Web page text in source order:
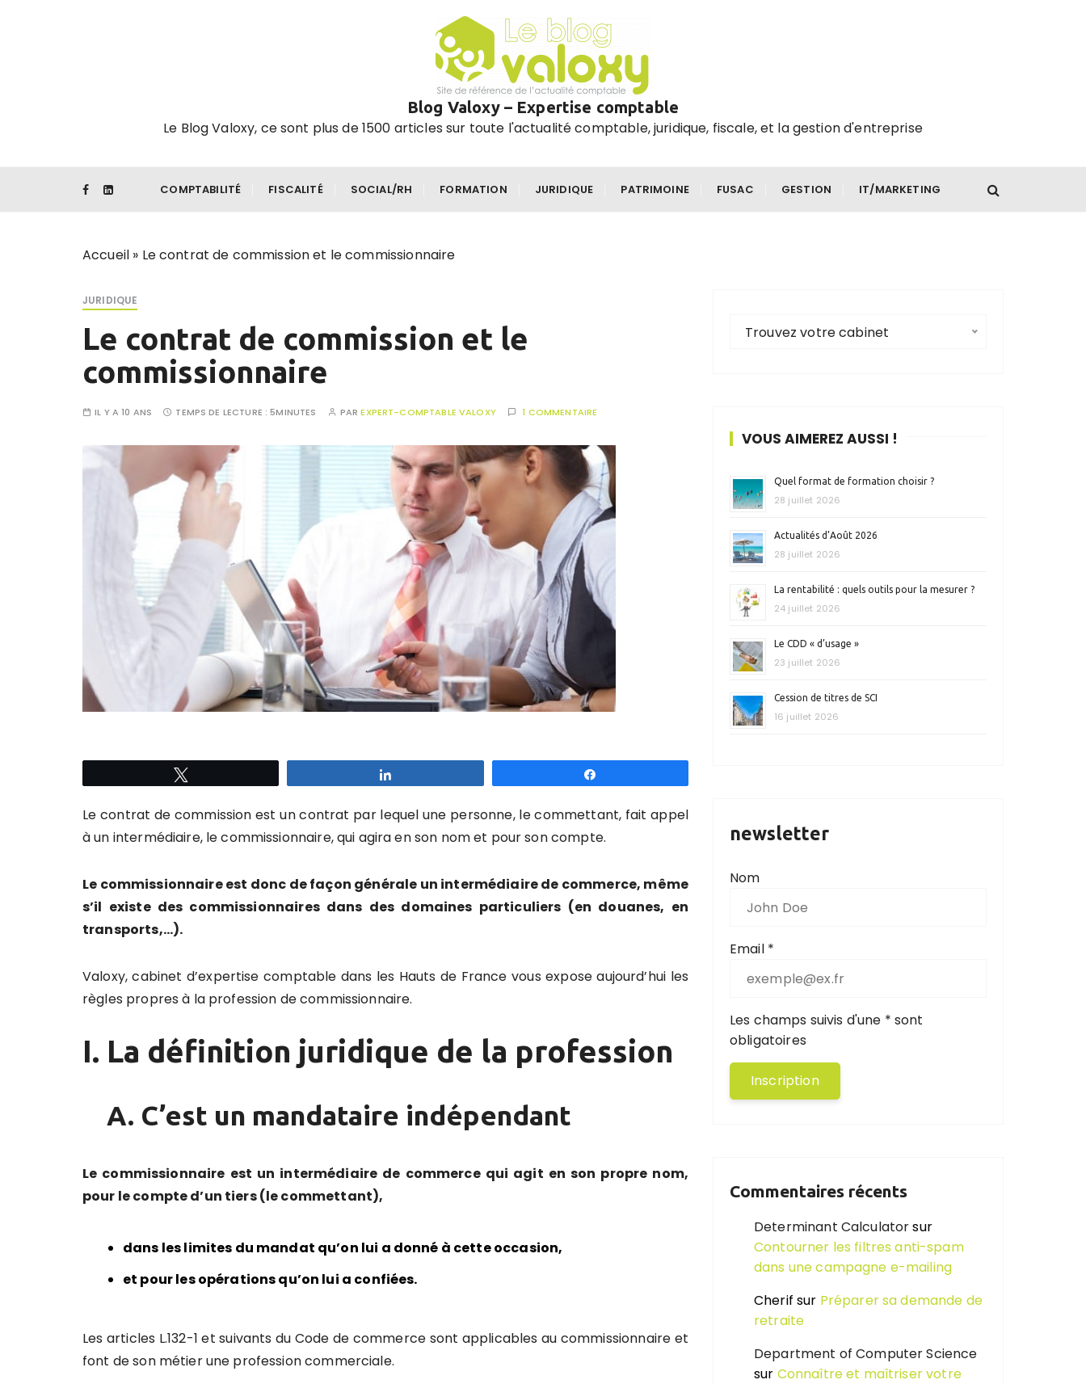
Blog Valoxy – Expertise comptable
Le Blog Valoxy, ce sont plus de 1500 articles sur toute l'actualité comptable, juridique, fiscale, et la gestion d'entreprise
COMPTABILITÉ FISCALITÉ SOCIAL/RH FORMATION JURIDIQUE PATRIMOINE FUSAC GESTION IT/MARKETING
Accueil » Le contrat de commission et le commissionnaire
JURIDIQUE
Le contrat de commission et le
commissionnaire
IL Y A 10 ANS TEMPS DE LECTURE :5MINUTES PAREXPERT-COMPTABLE VALOXY 1 COMMENTAIRE
Le contrat de commission est un contrat par lequel une personne, le commettant, fait appel
à un intermédiaire, le commissionnaire, qui agira en son nom et pour son compte.
Le commissionnaire est donc de façon générale un intermédiaire de commerce, même
s’il existe des commissionnaires dans des domaines particuliers (en douanes, en
transports,…).
Valoxy, cabinet d’expertise comptable dans les Hauts de France vous expose aujourd’hui les
règles propres à la profession de commissionnaire.
I. La définition juridique de la profession
A. C’est un mandataire indépendant
Le commissionnaire est un intermédiaire de commerce qui agit en son propre nom,
pour le compte d’un tiers (le commettant),
dans les limites du mandat qu’on lui a donné à cette occasion,
et pour les opérations qu’on lui a confiées.
Les articles L.132-1 et suivants du Code de commerce sont applicables au commissionnaire et
font de son métier une profession commerciale.
Trouvez votre cabinet
VOUS AIMEREZ AUSSI !
Quel format de formation choisir ?
28 juillet 2026
Actualités d’Août 2026
28 juillet 2026
La rentabilité : quels outils pour la mesurer ?
24 juillet 2026
Le CDD « d’usage »
23 juillet 2026
Cession de titres de SCI
16 juillet 2026
newsletter
Nom
Email *
Les champs suivis d'une * sont
obligatoires
Commentaires récents
Determinant Calculatorsur
Contourner les filtres anti-spam
dans une campagne e-mailing
Cherif sur Préparer sa demande de
retraite
Department of Computer Science
sur Connaître et maîtriser votre